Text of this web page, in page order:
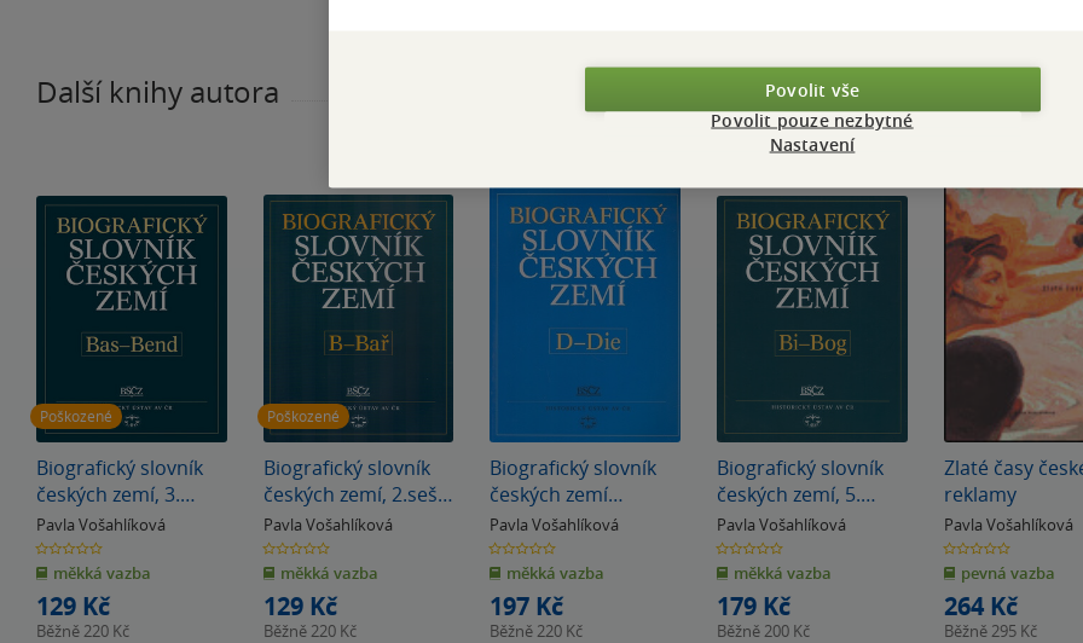
Další knihy autora
Poškozené
Biografický slovník
českých zemí, 3.
sešit (Bas-Bene)
(poškozená)
Pavla Vošahlíková
0.0
z
5
hvězdiček
měkká vazba
129 Kč
Běžně220 Kč
Poškozené
Biografický slovník
českých zemí, 2.sešit
(B-Bař) (poškozená)
Pavla Vošahlíková
0.0
z
5
hvězdiček
měkká vazba
129 Kč
Běžně220 Kč
Biografický slovník
českých zemí
/12.sešit/, D-Die
Pavla Vošahlíková
0.0
z
5
hvězdiček
měkká vazba
197 Kč
Běžně220 Kč
Biografický slovník
českých zemí, 5.
sešit (Bi-Bog)
Pavla Vošahlíková
0.0
z
5
hvězdiček
měkká vazba
179 Kč
Běžně200 Kč
Zlaté časy
reklamy
Pavla Vošahlíková
0.0
z
5
hvězdiček
pevná vazba
264 Kč
Běžně295 Kč
Povolit vše
Povolit pouze nezbytné
Nastavení